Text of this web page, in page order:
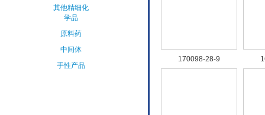
其他精细化
学品
原料药
中间体
手性产品
170098-28-9